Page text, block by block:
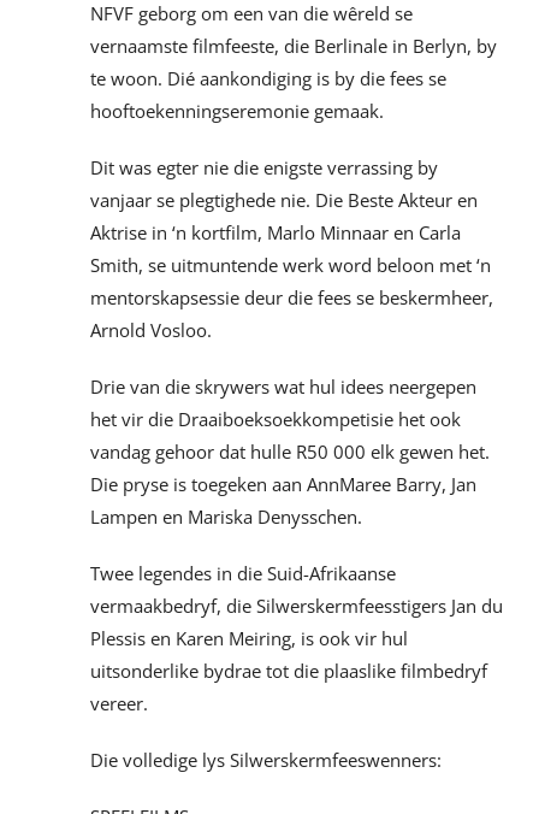
NFVF geborg om een van die wêreld se
vernaamste filmfeeste, die Berlinale in Berlyn, by
te woon. Dié aankondiging is by die fees se
hooftoekenningseremonie gemaak.
Dit was egter nie die enigste verrassing by
vanjaar se plegtighede nie. Die Beste Akteur en
Aktrise in ‘n kortfilm, Marlo Minnaar en Carla
Smith, se uitmuntende werk word beloon met ‘n
mentorskapsessie deur die fees se beskermheer,
Arnold Vosloo.
Drie van die skrywers wat hul idees neergepen
het vir die Draaiboeksoekkompetisie het ook
vandag gehoor dat hulle R50 000 elk gewen het.
Die pryse is toegeken aan AnnMaree Barry, Jan
Lampen en Mariska Denysschen.
Twee legendes in die Suid-Afrikaanse
vermaakbedryf, die Silwerskermfeesstigers Jan du
Plessis en Karen Meiring, is ook vir hul
uitsonderlike bydrae tot die plaaslike filmbedryf
vereer.
Die volledige lys Silwerskermfeeswenners: